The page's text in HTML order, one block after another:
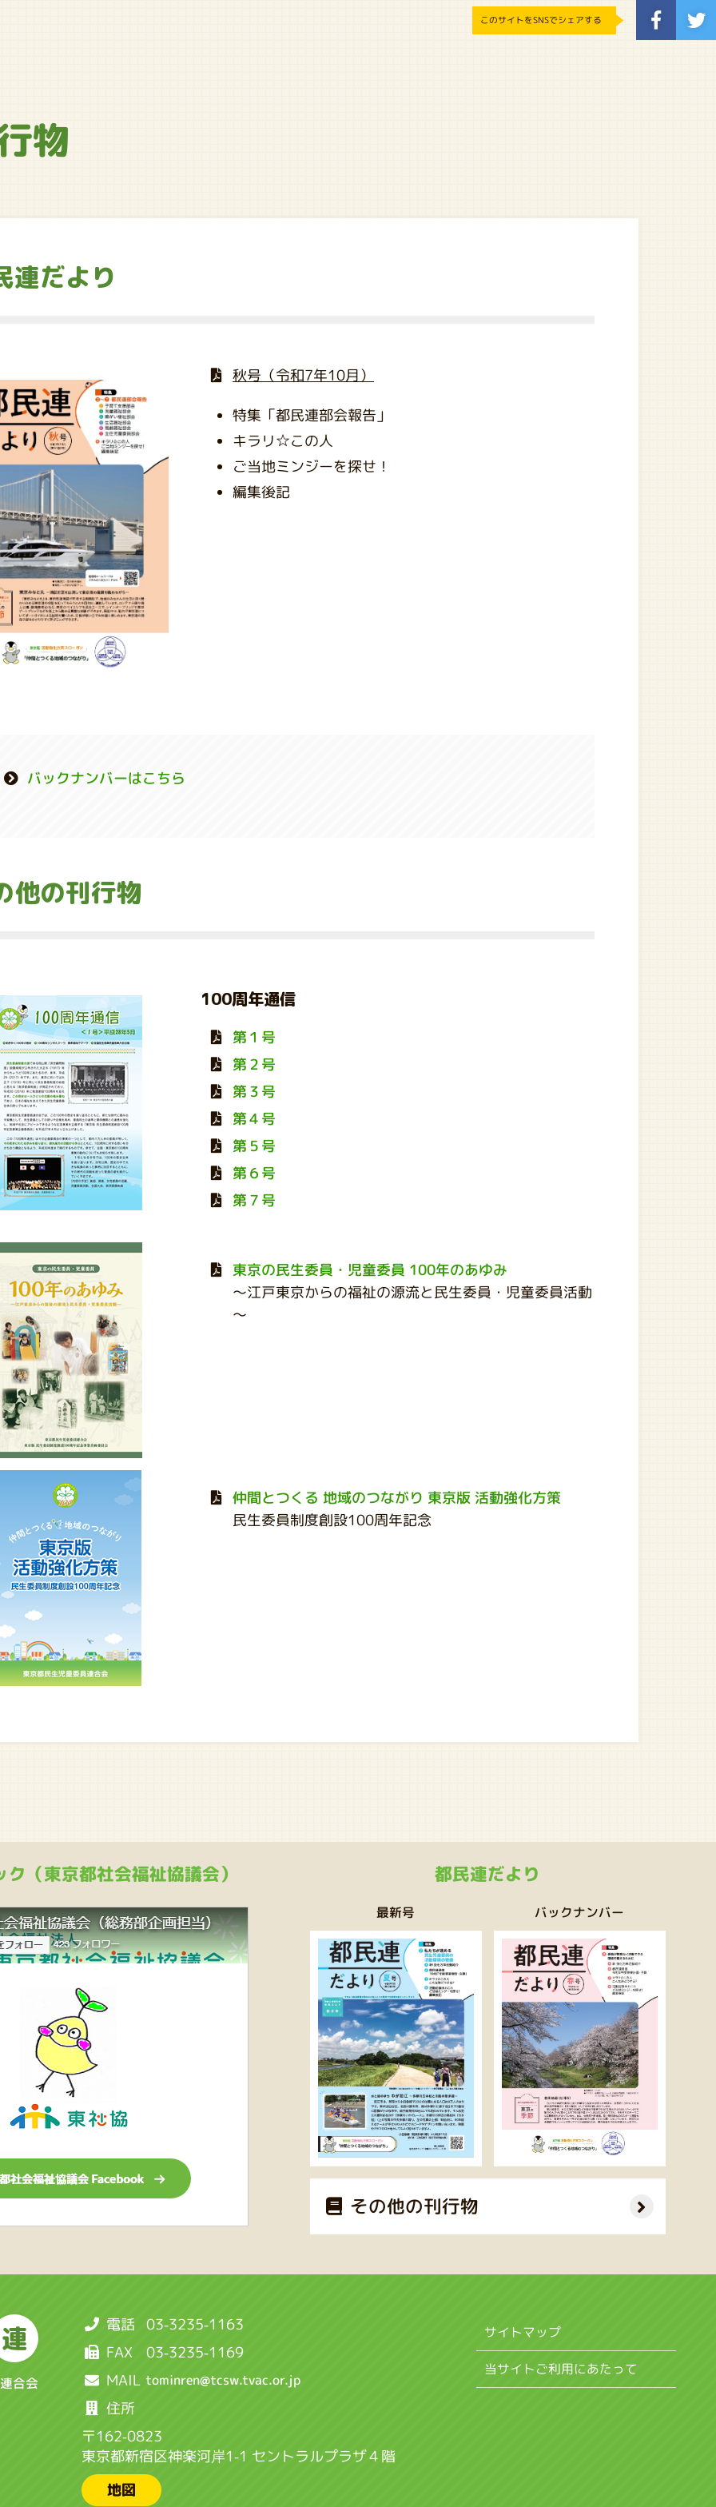
物
連だより
秋号（令和7年10月）
特集「都民連部会報告」
キラリ☆この人
ご当地ミンジーを探せ！
編集後記
バックナンバーはこちら
他の刊行物
100周年通信
第１号
第２号
第３号
第４号
第５号
第６号
第７号
東京の民生委員・児童委員 100年のあゆみ
～江戸東京からの福祉の源流と民生委員・児童委員活動
～
仲間とつくる 地域のつながり 東京版 活動強化方策
民生委員制度創設100周年記念
都民連だより
最新号 バックナンバー
その他の刊行物
（東京都社会福祉協議会）
連
合会
電話 03-3235-1163
FAX 03-3235-1169
MAIL
住所
〒162-0823
東京都新宿区神楽河岸1-1 セントラルプラザ４階
地図
サイトマップ
当サイトご利用にあたって
このサイトをSNSでシェアする